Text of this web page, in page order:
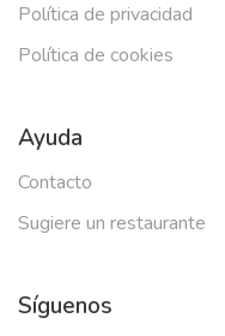
Política de privacidad
Política de cookies
Ayuda
Contacto
Sugiere un restaurante
Síguenos